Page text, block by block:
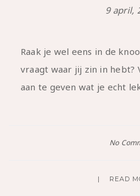
9 april,
Raak je wel eens in de
vraagt waar jij zin in hebt?
aan te geven wat je echt
No
READ